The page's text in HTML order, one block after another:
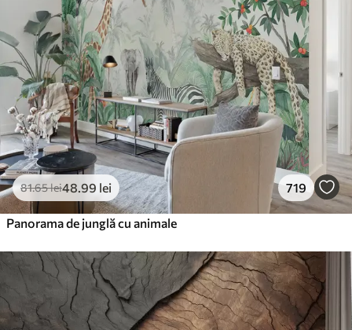
81.65lei48 .99 lei 719
Panorama de junglă cu animale